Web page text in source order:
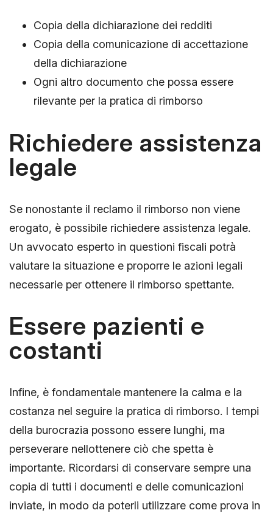
Copia della dichiarazione dei redditi
Copia della comunicazione di accettazione
della dichiarazione
Ogni altro documento che possa essere
rilevante per la pratica di rimborso
Richiedere assistenza
legale
Se nonostante il reclamo il rimborso non viene
erogato, è possibile richiedere assistenza legale.
Un avvocato esperto in questioni fiscali potrà
valutare la situazione e proporre le azioni legali
necessarie per ottenere il rimborso spettante.
Essere pazienti e
costanti
Infine, è fondamentale mantenere la calma e la
costanza nel seguire la pratica di rimborso. I tempi
della burocrazia possono essere lunghi, ma
perseverare nellottenere ciò che spetta è
importante. Ricordarsi di conservare sempre una
copia di tutti i documenti e delle comunicazioni
inviate, in modo da poterli utilizzare come prova in